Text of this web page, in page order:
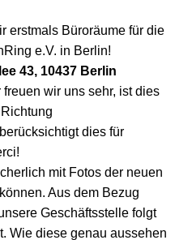
erstmals Büroräume für die
e.V. in Berlin!
43, 10437 Berlin
wir uns sehr, ist dies
dies für
mit Fotos der neuen
Aus dem Bezug
Geschäftsstelle folgt
Wie diese genau aussehen